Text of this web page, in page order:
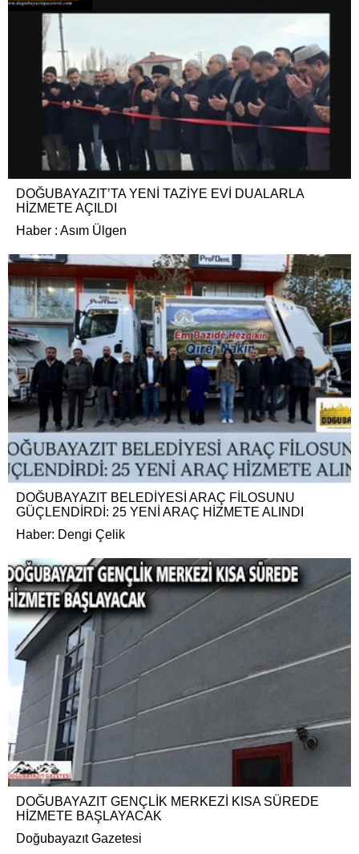
DOĞUBAYAZIT’TA YENİ TAZİYE EVİ DUALARLA
HİZMETE AÇILDI
Haber : Asım Ülgen
DOĞUBAYAZIT BELEDİYESİ ARAÇ FİLOSUNU
GÜÇLENDİRDİ: 25 YENİ ARAÇ HİZMETE ALINDI
Haber: Dengi Çelik
DOĞUBAYAZIT GENÇLİK MERKEZİ KISA SÜREDE
HİZMETE BAŞLAYACAK
Doğubayazıt Gazetesi